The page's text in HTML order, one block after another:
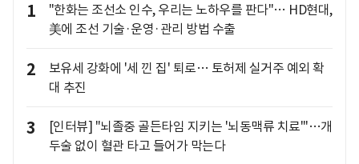
1
"한화는 조선소 인수, 우리는 노하우를 판다"… HD현대,
美에 조선 기술·운영·관리 방법 수출
2
보유세 강화에 '세 낀 집' 퇴로… 토허제 실거주 예외 확
대 추진
3
[인터뷰] "뇌졸중 골든타임 지키는 '뇌동맥류 치료'"…개
두술 없이 혈관 타고 들어가 막는다